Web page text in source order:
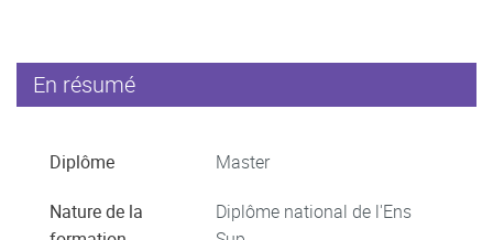
En résumé
Diplôme Master
Nature de la
Diplôme national de l'Ens